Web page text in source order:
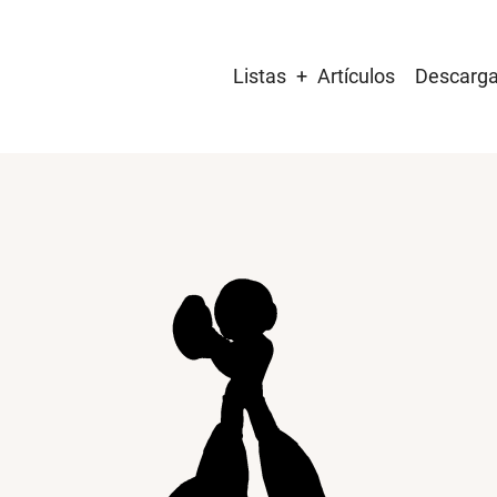
navigation
Listas Artículos